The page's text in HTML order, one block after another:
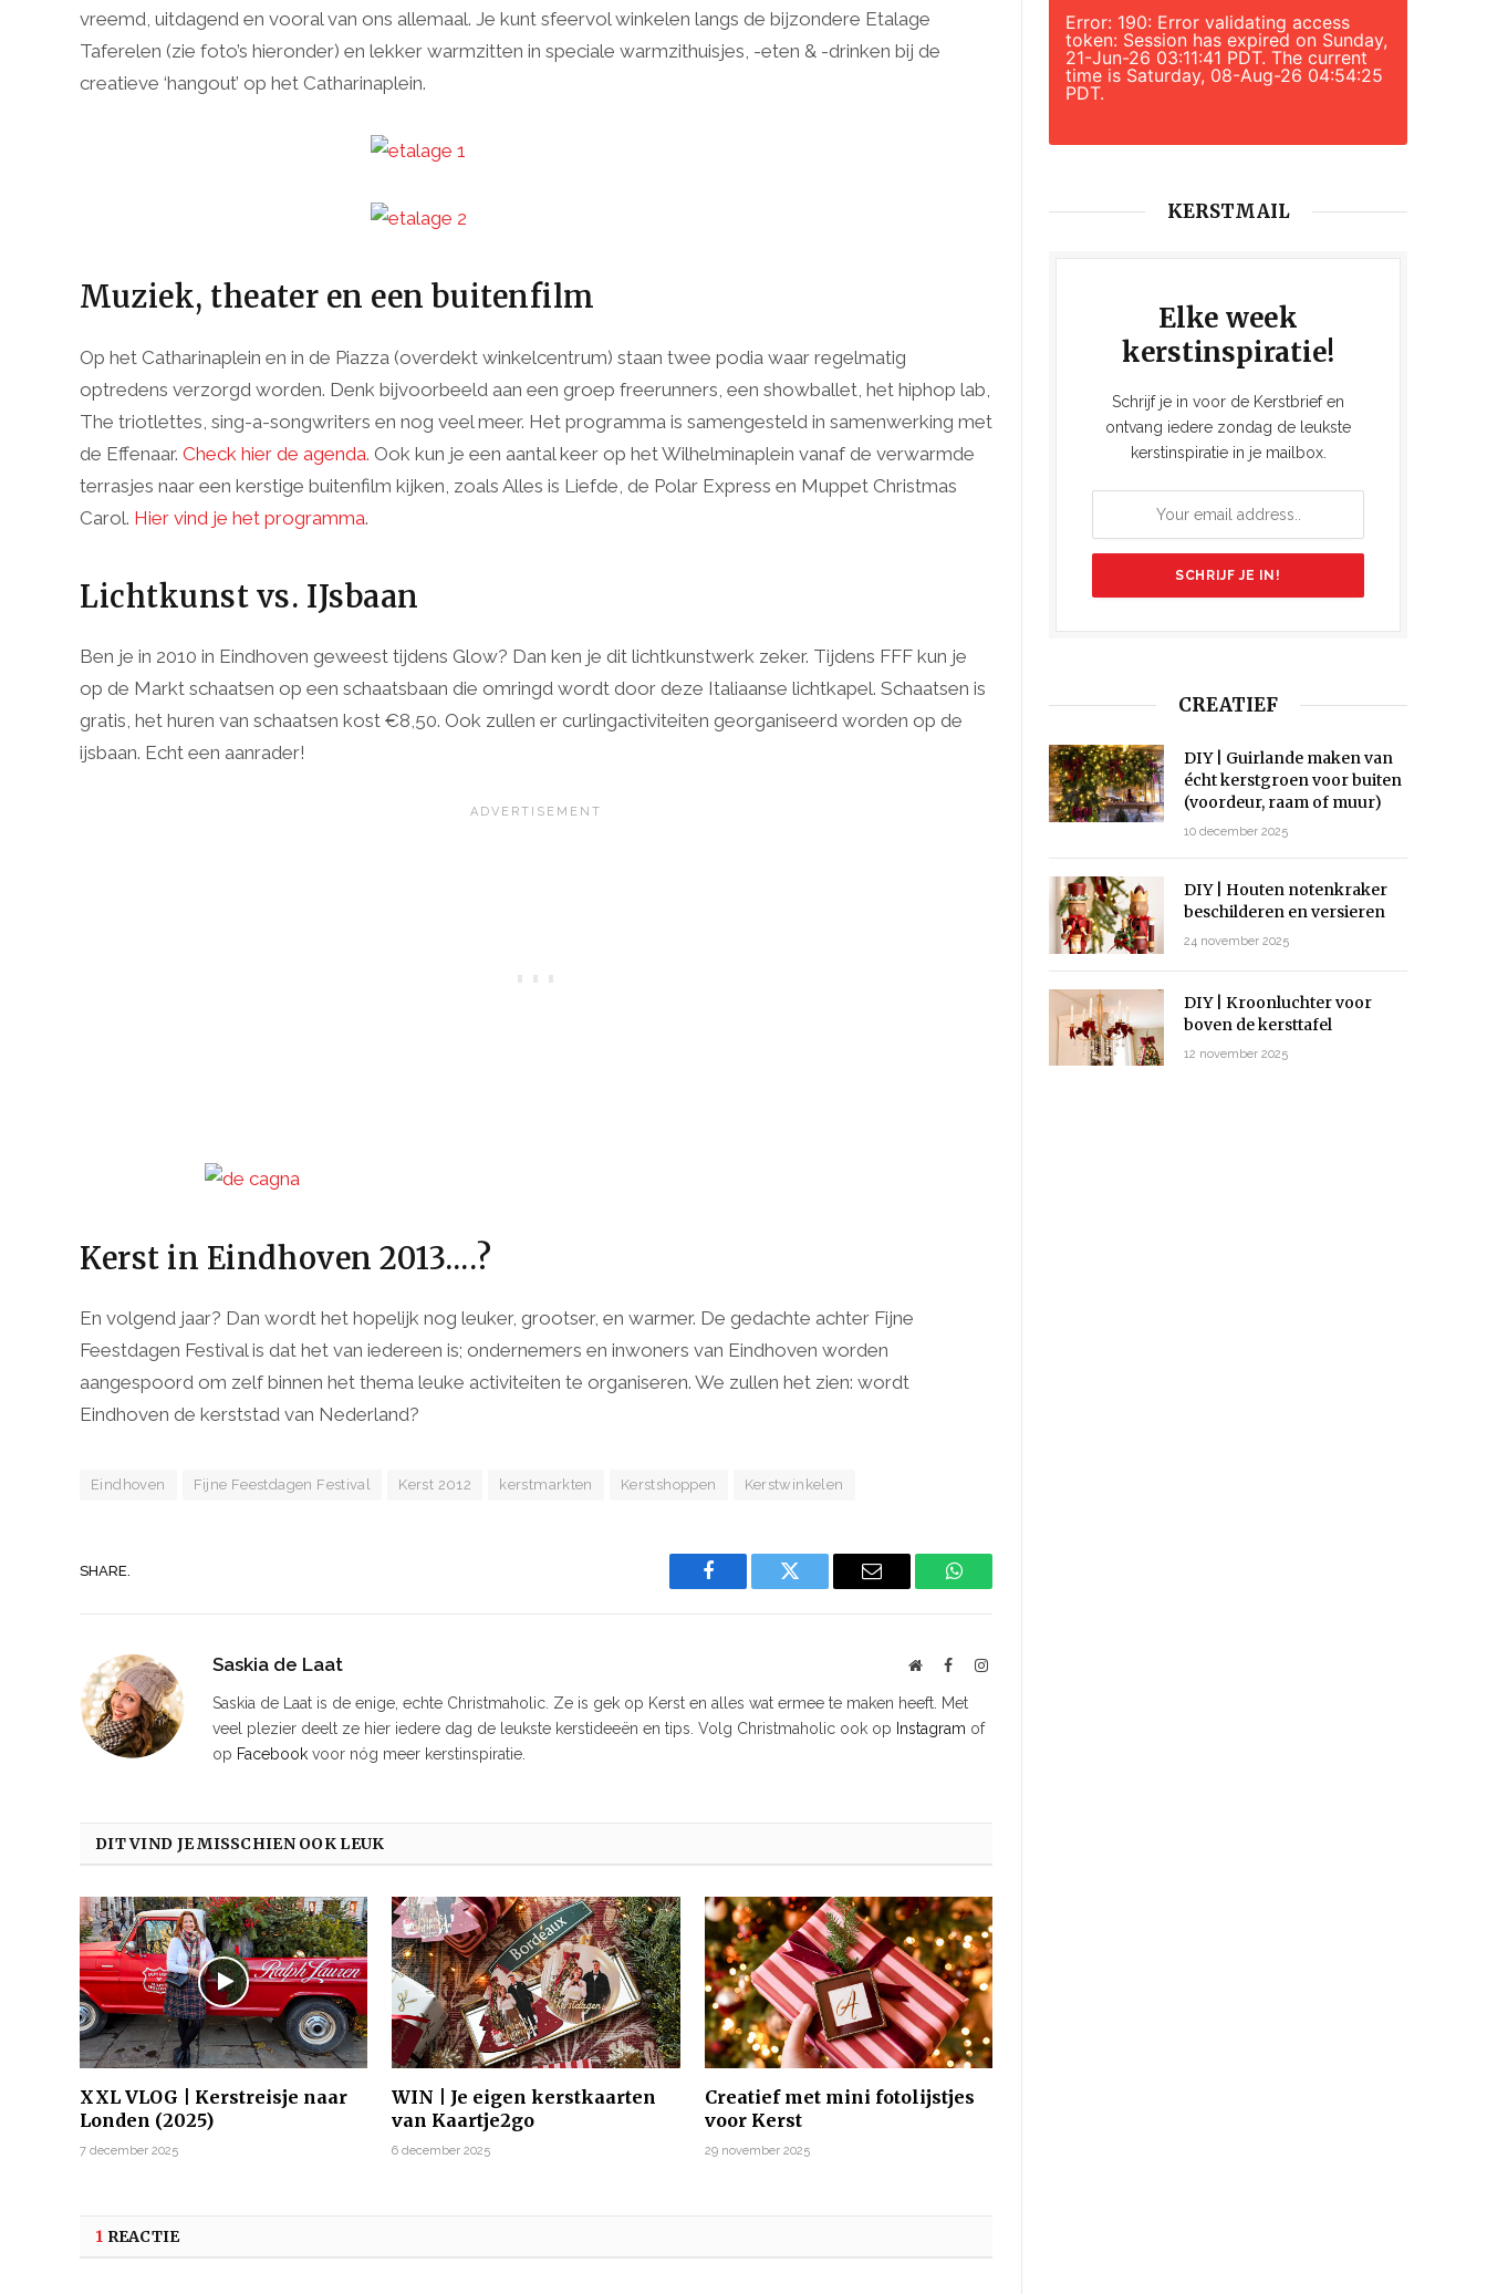
vreemd, uitdagend en vooral van ons allemaal. Je kunt sfeervol winkelen langs de bijzondere Etalage
Taferelen (zie foto’s hieronder) en lekker warmzitten in speciale warmzithuisjes, -eten & -drinken bij de
creatieve ‘hangout’ op het Catharinaplein.
Muziek, theater en een buitenfilm
Op het Catharinaplein en in de Piazza (overdekt winkelcentrum) staan twee podia waar regelmatig
optredens verzorgd worden. Denk bijvoorbeeld aan een groep freerunners, een showballet, het hiphop lab,
The triotlettes, sing-a-songwriters en nog veel meer. Het programma is samengesteld in samenwerking met
de Effenaar. Check hier de agenda. Ook kun je een aantal keer op het Wilhelminaplein vanaf de verwarmde
terrasjes naar een kerstige buitenfilm kijken, zoals Alles is Liefde, de Polar Express en Muppet Christmas
Carol. Hier vind je het programma.
Lichtkunst vs. IJsbaan
Ben je in 2010 in Eindhoven geweest tijdens Glow? Dan ken je dit lichtkunstwerk zeker. Tijdens FFF kun je
op de Markt schaatsen op een schaatsbaan die omringd wordt door deze Italiaanse lichtkapel. Schaatsen is
gratis, het huren van schaatsen kost €8,50. Ook zullen er curlingactiviteiten georganiseerd worden op de
ijsbaan. Echt een aanrader!
Kerst in Eindhoven 2013….?
En volgend jaar? Dan wordt het hopelijk nog leuker, grootser, en warmer. De gedachte achter Fijne
Feestdagen Festival is dat het van iedereen is; ondernemers en inwoners van Eindhoven worden
aangespoord om zelf binnen het thema leuke activiteiten te organiseren. We zullen het zien: wordt
Eindhoven de kerststad van Nederland?
Eindhoven Fijne Feestdagen Festival Kerst 2012 kerstmarkten Kerstshoppen Kerstwinkelen
SHARE.
Facebook Twitter Email WhatsApp
Saskia de Laat WebsiteFacebookInstagram
Saskia de Laat is de enige, echte Christmaholic. Ze is gek op Kerst en alles wat ermee te maken heeft. Met
veel plezier deelt ze hier iedere dag de leukste kerstideeën en tips. Volg Christmaholic ook op Instagram of
op Facebook voor nóg meer kerstinspiratie.
DIT VIND JE MISSCHIEN OOK LEUK
XXL VLOG | Kerstreisje naar
Londen (2025)
7 december 2025
WIN | Je eigen kerstkaarten
van Kaartje2go
6 december 2025
Creatief met mini fotolijstjes
voor Kerst
29 november 2025
1 REACTIE
Error: 190: Error validating access
token: Session has expired on Sunday,
21-Jun-26 03:11:41 PDT. The current
time is Saturday, 08-Aug-26 04:54:25
PDT.
KERSTMAIL
Elke week
kerstinspiratie!
Schrijf je in voor de Kerstbrief en
ontvang iedere zondag de leukste
kerstinspiratie in je mailbox.
CREATIEF
DIY | Guirlande maken van
écht kerstgroen voor buiten
(voordeur, raam of muur)
10 december 2025
DIY | Houten notenkraker
beschilderen en versieren
24 november 2025
DIY | Kroonluchter voor
boven de kersttafel
12 november 2025